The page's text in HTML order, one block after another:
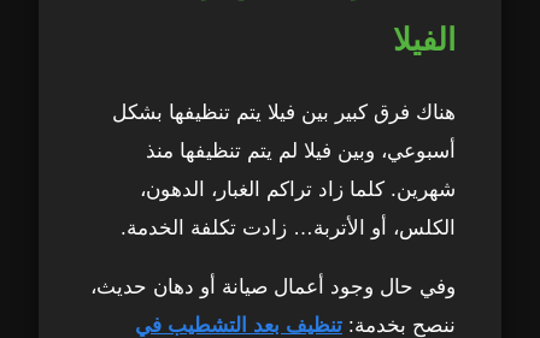
الفيلا
هناك فرق كبير بين فيلا يتم تنظيفها بشكل
أسبوعي، وبين فيلا لم يتم تنظيفها منذ
شهرين. كلما زاد تراكم الغبار، الدهون،
الكلس، أو الأتربة… زادت تكلفة الخدمة.
وفي حال وجود أعمال صيانة أو دهان حديث،
ننصح بخدمة: تنظيف بعد التشطيب في